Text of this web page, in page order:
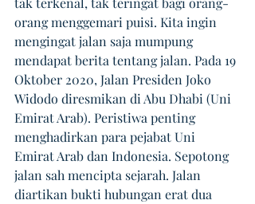
orang menggemari puisi. Kita ingin
mengingat jalan saja mumpung
mendapat berita tentang jalan. Pada 19
Oktober 2020, Jalan Presiden Joko
Widodo diresmikan di Abu Dhabi (Uni
Emirat Arab). Peristiwa penting
menghadirkan para pejabat Uni
Emirat Arab dan Indonesia. Sepotong
jalan sah mencipta sejarah. Jalan
diartikan bukti hubungan erat dua